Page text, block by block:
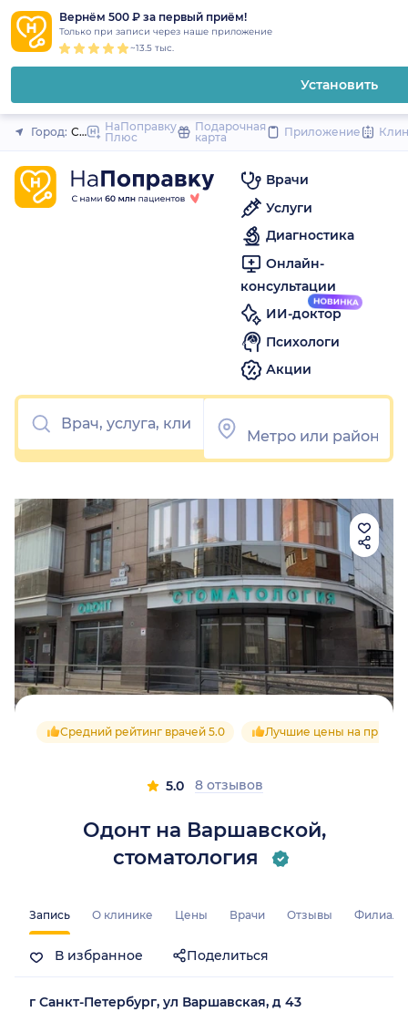
Вернём 500 ₽ за первый приём!
Только при записи через наше приложение
~13.5 тыс.
Установить
Закрыть
Город: Санкт-Петербург
НаПоправку
Плюс
Подарочная
карта
Приложение
Врачи
Услуги
Диагностика
Онлайн-
консультации
ИИ-доктор
Психологи
Акции
Одонт на Варшавской,
стоматология
Средний рейтинг врачей 5.0 Лучшие цены на приём
5.0 8 отзывов
Запись О клинике Цены Врачи Отзывы Филиалы
В избранное Поделиться
г Санкт-Петербург, ул Варшавская, д 43